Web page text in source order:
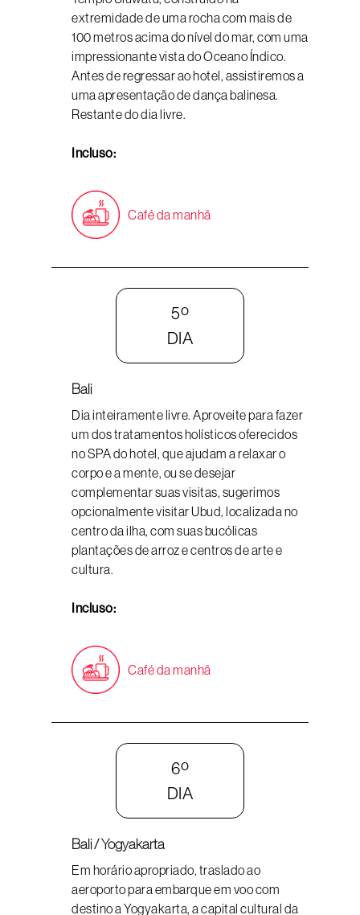
extremidade de uma rocha com mais de
100 metros acima do nível do mar, com uma
impressionante vista do Oceano Índico.
Antes de regressar ao hotel, assistiremos a
uma apresentação de dança balinesa.
Restante do dia livre.
Incluso:
Café da manhã
5º
DIA
Bali
Dia inteiramente livre. Aproveite para fazer
um dos tratamentos holísticos oferecidos
no SPA do hotel, que ajudam a relaxar o
corpo e a mente, ou se desejar
complementar suas visitas, sugerimos
opcionalmente visitar Ubud, localizada no
centro da ilha, com suas bucólicas
plantações de arroz e centros de arte e
cultura.
Incluso:
Café da manhã
6º
DIA
Bali / Yogyakarta
Em horário apropriado, traslado ao
aeroporto para embarque em voo com
destino a Yogyakarta, a capital cultural da